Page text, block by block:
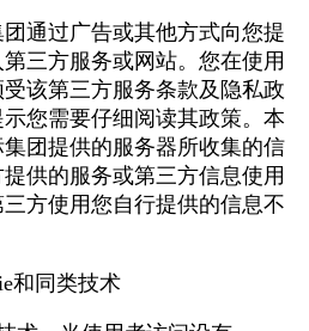
通过广告或其他方式向您提
三方服务或网站。您在使用
该第三方服务条款及隐私政
您需要仔细阅读其政策。本
团提供的服务器所收集的信
供的服务或第三方信息使用
方使用您自行提供的信息不
和同类技术